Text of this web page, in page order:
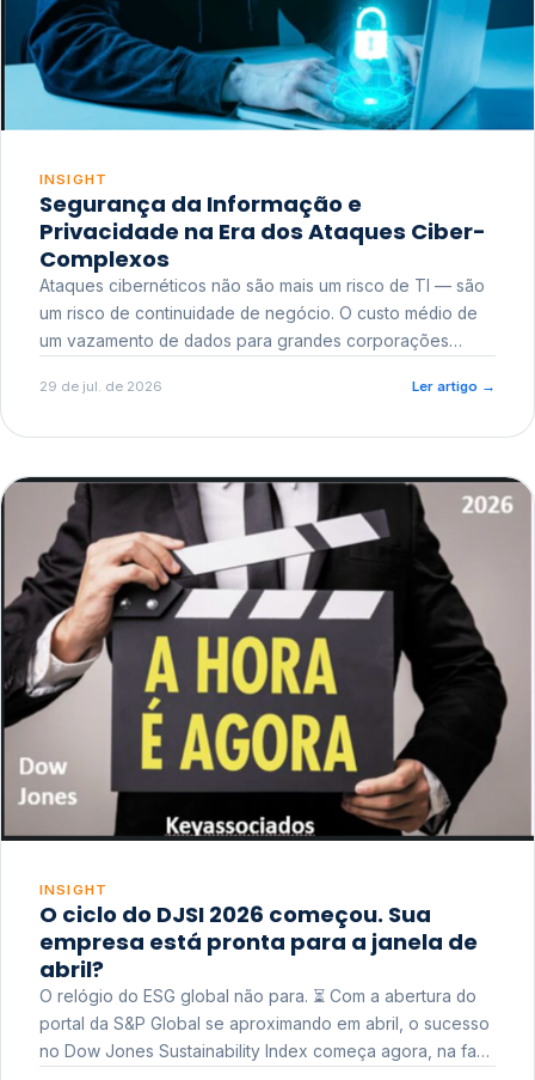
INSIGHT
Segurança da Informação e
Privacidade na Era dos Ataques Ciber-
Complexos
Ataques cibernéticos não são mais um risco de TI — são
um risco de continuidade de negócio. O custo médio de
um vazamento de dados para grandes corporações
reputacional e o risco regulatório junto a órgãos como a
29 de jul. de 2026 Ler artigo →
INSIGHT
O ciclo do DJSI 2026 começou. Sua
empresa está pronta para a janela de
abril?
O relógio do ESG global não para. ⏳ Com a abertura do
portal da S&P Global se aproximando em abril, o sucesso
no Dow Jones Sustainability Index começa agora, na fase